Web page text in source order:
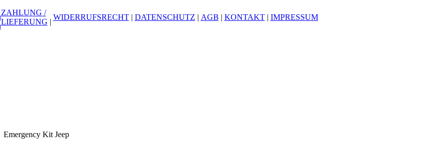
ZAHLUNG /
LIEFERUNG |
WIDERRUFSRECHT| DATENSCHUTZ | AGB | KONTAKT| IMPRESSUM
Emergency Kit Jeep